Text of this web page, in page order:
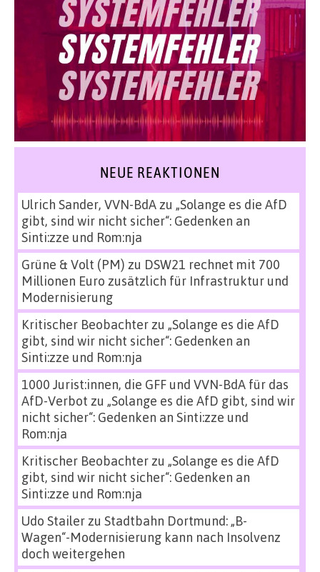
NEUE REAKTIONEN
Ulrich Sander, VVN-BdAzu „Solange es die AfD
gibt, sind wir nicht sicher“: Gedenken an
Sinti:zze und Rom:nja
Grüne & Volt (PM) zu DSW21 rechnet mit 700
Millionen Euro zusätzlich für Infrastruktur und
Modernisierung
Kritischer Beobachterzu „Solange es die AfD
gibt, sind wir nicht sicher“: Gedenken an
Sinti:zze und Rom:nja
1000 Jurist:innen, die GFF und VVN-BdA für das
AfD-Verbot zu „Solange es die AfD gibt, sind wir
nicht sicher“: Gedenken an Sinti:zze und
Rom:nja
Kritischer Beobachterzu „Solange es die AfD
gibt, sind wir nicht sicher“: Gedenken an
Sinti:zze und Rom:nja
Udo Stailerzu Stadtbahn Dortmund: „B-
Wagen“-Modernisierung kann nach Insolvenz
doch weitergehen